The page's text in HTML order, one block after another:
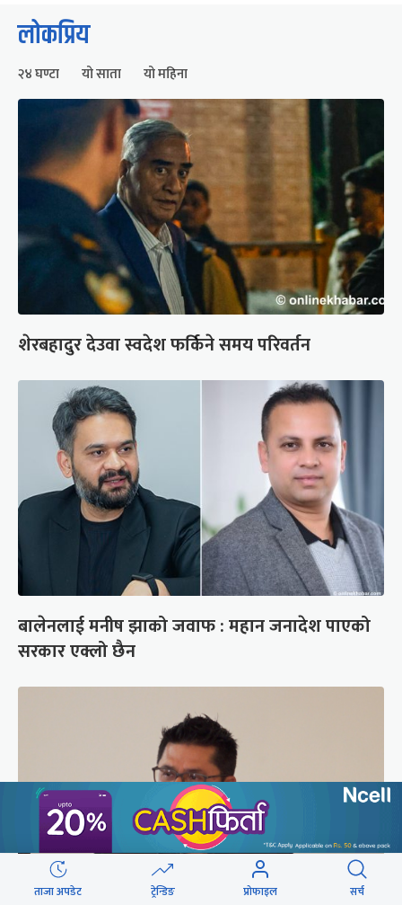
लोकप्रिय
२४ घण्टा यो साता यो महिना
शेरबहादुर देउवा स्वदेश फर्किने समय परिवर्तन
बालेनलाई मनीष झाको जवाफ : महान जनादेश पाएको
सरकार एक्लो छैन
ताजा अपडेट ट्रेन्डिङ प्रोफाइल सर्च